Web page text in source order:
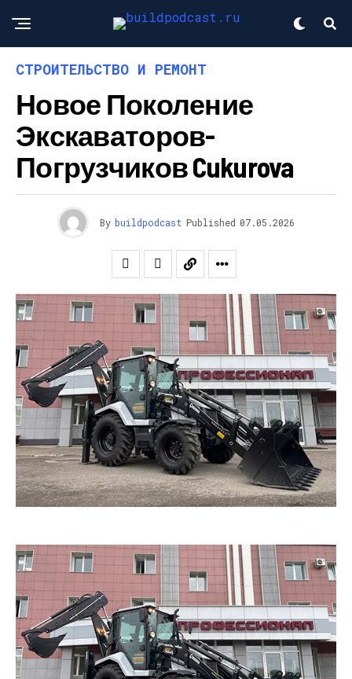
СТРОИТЕЛЬСТВО И РЕМОНТ
Новое Поколение
Экскаваторов-
Погрузчиков Cukurova
By buildpodcast Published 07.05.2026